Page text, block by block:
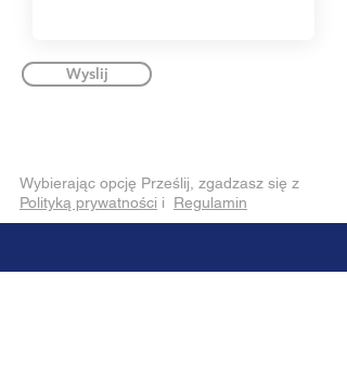
Wyslij
Wybierając opcję Prześlij, zgadzasz się z
Polityką prywatności i Regulamin